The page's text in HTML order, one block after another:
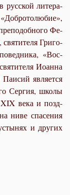
рус­ской ли­те­ра­
Фе­
Гри­го­
«Вос­
Иоан­на
яв­ля­ет­ся
Сер­гия, шко­лы
XIX ве­ка и позд­
ни­ве спа­се­ния
и дру­гих